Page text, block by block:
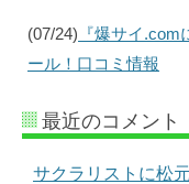
(07/24) 『爆サイ
ール！口コミ情報
最近のコメント
サクラリストに松